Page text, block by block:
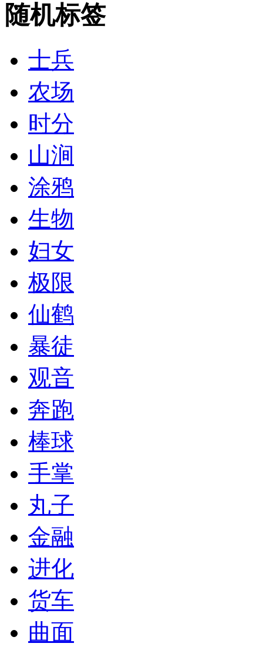
随机标签
士兵
农场
时分
山涧
涂鸦
生物
妇女
极限
仙鹤
暴徒
观音
奔跑
棒球
手掌
丸子
金融
进化
货车
曲面